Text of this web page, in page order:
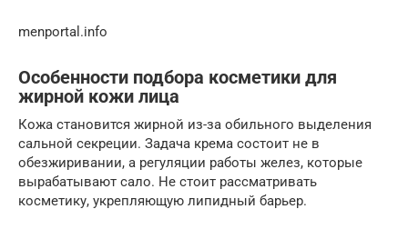
menportal.info
Особенности подбора косметики для
жирной кожи лица
Кожа становится жирной из-за обильного выделения
сальной секреции. Задача крема состоит не в
обезжиривании, а регуляции работы желез, которые
вырабатывают сало. Не стоит рассматривать
косметику, укрепляющую липидный барьер.